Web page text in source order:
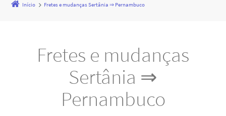
Início Fretes e mudanças Sertânia ⇒ Pernambuco
Fretes e mudanças
Sertânia ⇒
Pernambuco